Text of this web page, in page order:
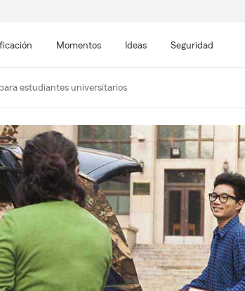
Momentos Ideas Seguridad
estudiantes universitarios